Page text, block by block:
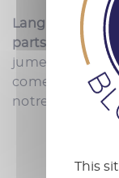
Langlais
parts d'étalon
juments. Vous
notre clientèle !
This